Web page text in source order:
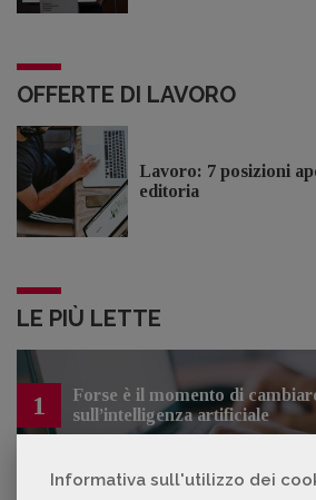
Informativa sull'utilizzo dei
OFFERTE DI LAVORO
Lavoro: 7 posizioni
editoria
LE PIÙ LETTE
1
Forse è il momento di
sull’intelligenza artificiale